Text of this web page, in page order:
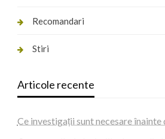
Recomandari
Stiri
Articole recente
Ce investigații sunt necesare înainte